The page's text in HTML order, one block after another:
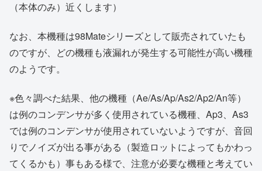
（本体のみ）近くします）
なお、本機種は98Mateシリーズとして販売されていたも
のですが、どの機種も液漏れが発生する可能性が高い機種
のようです。
※色々調べた結果、他の機種（Ae/As/Ap/As2/Ap2/An等）
は例のコンデンサが多く使用されている機種、Ap3、As3
では例のコンデンサが使用されていないようですが、音回
りでノイズが出る事がある（製造ロットによってもかわっ
てくるかも）事もある様で、注意が必要な機種と考えてい